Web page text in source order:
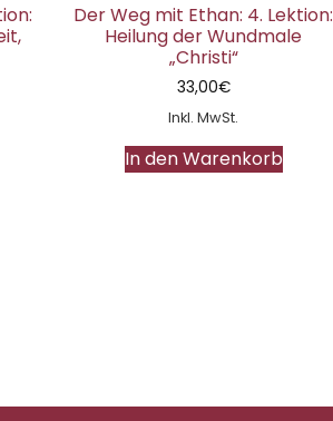
Der Weg mit Ethan: 4. Lektion:
Heilung der Wundmale
„Christi“
33,00€
Inkl. MwSt.
In den Warenkorb